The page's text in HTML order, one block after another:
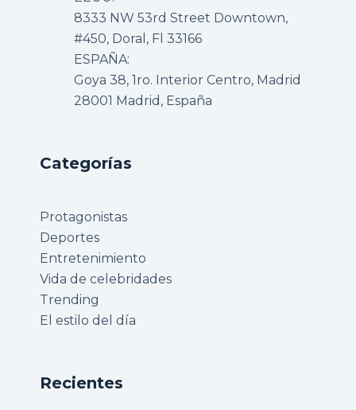
8333 NW 53rd Street Downtown,
#450, Doral, Fl 33166
ESPAÑA:
Goya 38, 1ro. Interior Centro, Madrid
28001 Madrid, España
Categorías
Protagonistas
Deportes
Entretenimiento
Vida de celebridades
Trending
El estilo del día
Recientes